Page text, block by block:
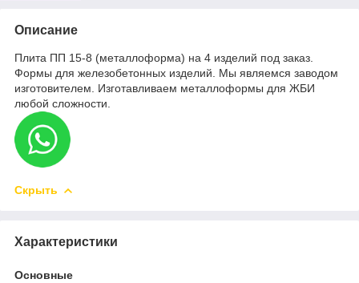
Описание
Плита ПП 15-8 (металлоформа) на 4 изделий под заказ.
Формы для железобетонных изделий. Мы являемся заводом
изготовителем. Изготавливаем металлоформы для ЖБИ
любой сложности.
Скрыть
Характеристики
Основные